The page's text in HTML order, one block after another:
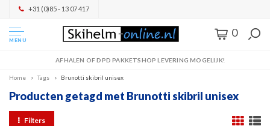
+31 (0)85 - 13 07 417
MENU
0
AFHALEN OF DPD PAKKETSHOP LEVERING MOGELIJK!
Home Tags Brunotti skibril unisex
Producten getagd met Brunotti skibril unisex
Filters